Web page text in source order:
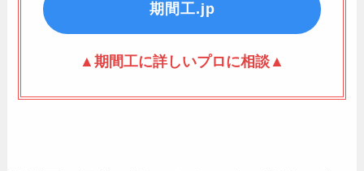
期間工.jp
▲期間工に詳しいプロに相談▲